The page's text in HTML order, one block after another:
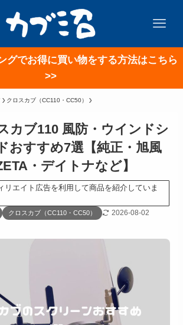
グでお得に買い物をする方法はこちら
>>
クロスカブ（CC110・CC50）
カブ110 風防・ウインドシ
おすすめ7選【純正・旭風
・デイトナなど】
リエイト広告を利用して商品を紹介していま
クロスカブ（CC110・CC50） 2026-08-02